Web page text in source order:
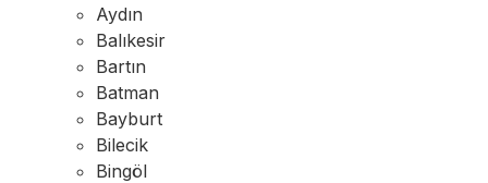
Aydın
Balıkesir
Bartın
Batman
Bayburt
Bilecik
Bingöl